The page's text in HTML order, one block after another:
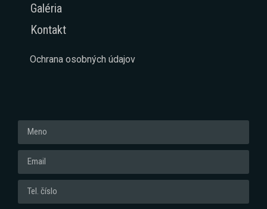
Galéria
Kontakt
Ochrana osobných údajov